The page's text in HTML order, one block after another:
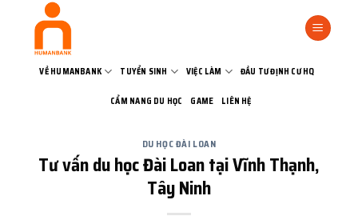
VỀ HUMANBANK TUYỂN SINH VIỆC LÀM ĐẦU TƯ ĐỊNH CƯ HQ
CẨM NANG DU HỌC GAME LIÊN HỆ
DU HỌC ĐÀI LOAN
Tư vấn du học Đài Loan tại Vĩnh Thạnh,
Tây Ninh